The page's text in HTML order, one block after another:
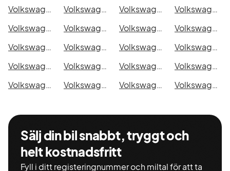
Volkswagen Grand California 600 i Borås
Volkswagen Grand California 600 i Falkenberg Volkswagen Grand California 600 i Gävle
Volkswagen Grand California 600 i Luleå
Volkswagen Grand California 600 i Lund
Volkswagen Grand California 600 i Mönsterås Volkswagen Grand California 600 i Uddevalla
Volkswagen Grand California 600 i Västervik
Volkswagen Grand California 600 i Ystad
Volkswagen Grand California 600 i Östersund Volkswagen Grand California 600 i Borlänge
Volkswagen Grand California 600 i Kiruna
Volkswagen Grand California 600 i Nyköping
Volkswagen Grand California 600 i Oskarshamn Volkswagen Grand California 600 i Sigtuna
Volkswagen Grand California 600 i Skellefteå
Volkswagen Grand California 600 i Skövde
Volkswagen Grand California 600 i Trollhättan Volkswagen Grand California 600 i Alingsås Volkswagen Grand California 600 i Båstad
Sälj din bil snabbt, tryggt och
helt kostnadsfritt
Fyll i ditt registeringnummer och miltal för att ta